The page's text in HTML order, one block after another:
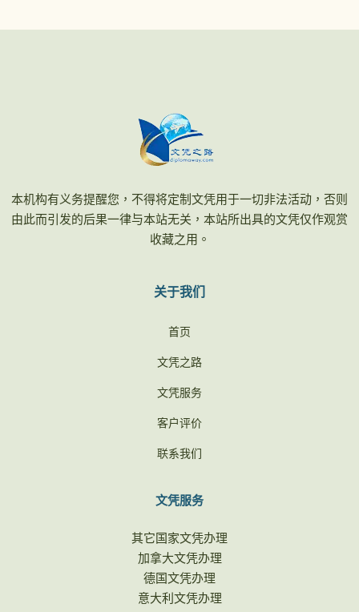
本机构有义务提醒您，不得将定制文凭用于一切非法活动，否则
由此而引发的后果一律与本站无关，本站所出具的文凭仅作观赏
收藏之用。
关于我们
首页
文凭之路
文凭服务
客户评价
联系我们
文凭服务
其它国家文凭办理
加拿大文凭办理
德国文凭办理
意大利文凭办理